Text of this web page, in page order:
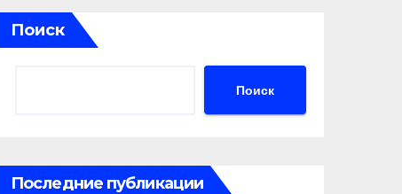
Поиск
Поиск
Последние публикации